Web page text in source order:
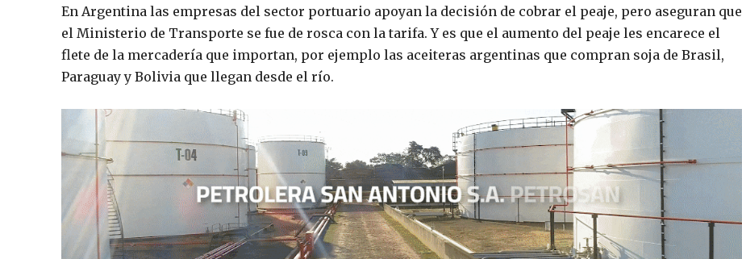
En Argentina las empresas del sector portuario apoyan la decisión de cobrar el peaje, pero aseguran que
el Ministerio de Transporte se fue de rosca con la tarifa. Y es que el aumento del peaje les encarece el
flete de la mercadería que importan, por ejemplo las aceiteras argentinas que compran soja de Brasil,
Paraguay y Bolivia que llegan desde el río.